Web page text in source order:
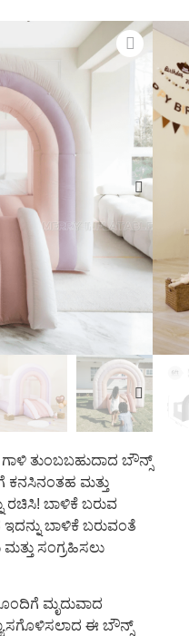
ಗಾಳಿ ತುಂಬಬಹುದಾದ ಬೌನ್ಸ್
ಕನಸಿನಂತಹ ಮತ್ತು
ಬಾಳಿಕೆ ಬರುವ
ಬಾಳಿಕೆ ಬರುವಂತೆ
ಸಂಗ್ರಹಿಸಲು
ಮೃದುವಾದ
ಈ ಬೌನ್ಸ್